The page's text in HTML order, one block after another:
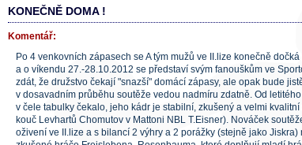
KONEČNĚ DOMA !
Komentář:
Po 4 venkovních zápasech se A tým mužů ve II.lize konečně
a o víkendu 27.-28.10.2012 se představí svým fanouškům ve
zdát, že družstvo čekají "snazší" domácí zápasy, ale opak bude
v dosavadním průběhu soutěže vedou nadmíru zdatně. Od
v čele tabulky čekalo, jeho kádr je stabilní, zkušený a velmi
kouč Levhartů Chomutov v Mattoni NBL T.Eisner). Nováček
oživení ve II.lize a s bilancí 2 výhry a 2 porážky (stejně jako